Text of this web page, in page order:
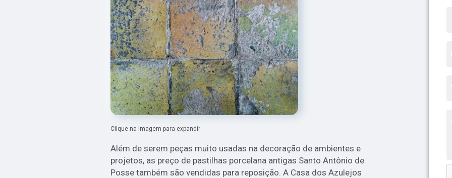
Clique na imagem para expandir
Além de serem peças muito usadas na decoração de ambientes e
projetos, as preço de pastilhas porcelana antigas Santo Antônio de
Posse também são vendidas para reposição. A Casa dos Azulejos